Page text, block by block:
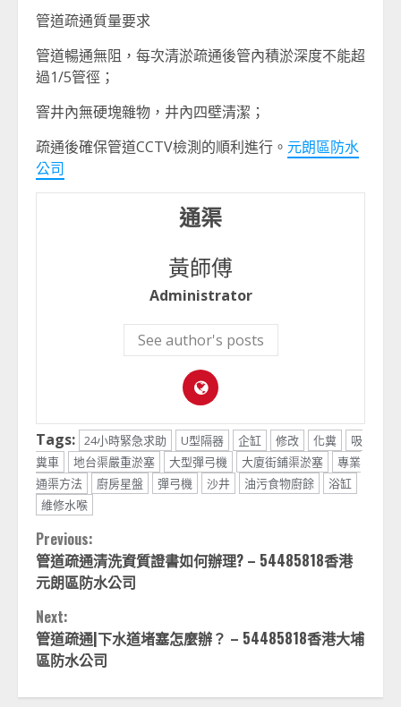
管道疏通質量要求
管道暢通無阻，每次清淤疏通後管內積淤深度不能超
過1/5管徑；
窨井內無硬塊雜物，井內四壁清潔；
疏通後確保管道CCTV檢測的順利進行。 元朗區防水
公司
通渠
黃師傅
Administrator
See author's posts
Tags: 24小時緊急求助 U型隔器 企缸 修改 化糞
吸
糞車
地台渠嚴重淤塞 大型彈弓機 大廈街鋪渠淤塞
專業
通渠方法
廚房星盤 彈弓機 沙井 油污食物廚餘
浴缸
維修水喉
Continue
Reading
Previous:
管道疏通清洗資質證書如何辦理? – 54485818香港
元朗區防水公司
Next:
管道疏通|下水道堵塞怎麼辦？ – 54485818香港大埔
區防水公司